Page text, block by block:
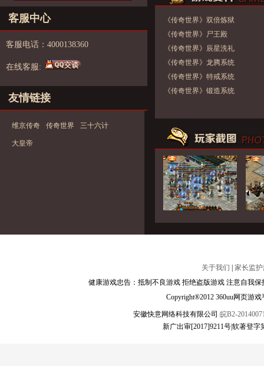
客服中心
客服电话：4000138360
在线客服:
友情链接
维京传奇 传奇世界 三十六计
大皇帝
《传奇世界》双倍炼狱
《传奇世界》尸王殿
《传奇世界》辰星洗礼
《传奇世界》龙腾系统
《传奇世界》特戒系统
《传奇世界》锻造系统
关于我们
家长监
健康游戏忠告：抵制不良游戏 拒绝盗版游戏 注意自我
Copyright®2012 360uu网页游
安徽快意网络科技有限公司 皖B2-
新广出审[2017]9211号|软著登字